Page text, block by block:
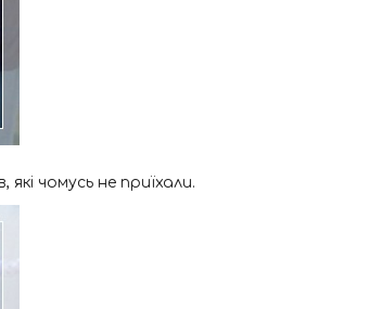
чомусь не приїхали.